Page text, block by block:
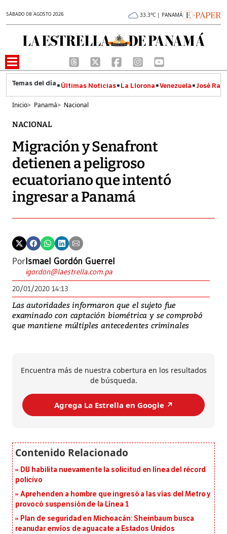
SÁBADO 08 AGOSTO 2026 33.3°C | PANAMÁ
Últimas Noticias La Llorona Venezuela José
Inicio> Panamá> Nacional
NACIONAL
Migración y Senafront
detienen a peligroso
ecuatoriano que intentó
ingresar a Panamá
PorIsmael Gordón Guerrel
igordon@laestrella.com.pa
20/01/2020 14:13
Las autoridades informaron que el sujeto fue
examinado con captación biométrica y se comprobó
que mantiene múltiples antecedentes criminales
Encuentra más de nuestra cobertura en los resultados
de búsqueda.
Agrega La Estrella en Google ↗️
DIJ habilita nuevamente la solicitud en línea del récord
policivo
Aprehenden a hombre que ingresó a las vías del Metro y
provocó suspensión de la Línea 1
Plan de seguridad en Michoacán: Sheinbaum busca
reanudar envíos de aguacate a Estados Unidos